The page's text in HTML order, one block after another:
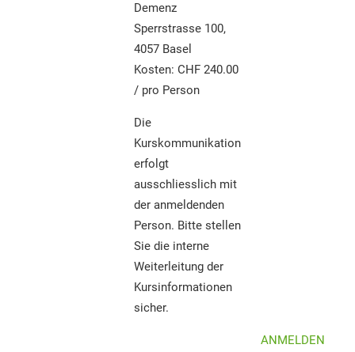
Demenz
Sperrstrasse 100,
4057 Basel
Kosten: CHF 240.00
/ pro Person
Die
Kurskommunikation
erfolgt
ausschliesslich mit
der anmeldenden
Person. Bitte stellen
Sie die interne
Weiterleitung der
Kursinformationen
sicher.
ANMELDEN